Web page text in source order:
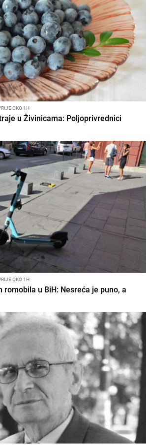
OKO 1H
u Živinicama: Poljoprivrednici
OKO 1H
romobila u BiH: Nesreća je puno, a